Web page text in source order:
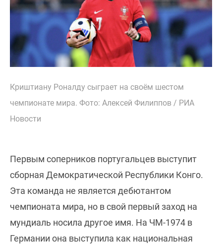
Криштиану Роналду сыграет на своём шестом
чемпионате мира. Фото: Алексей Филиппов / РИА
Новости
Первым соперников португальцев выступит
сборная Демократической Республики Конго.
Эта команда не является дебютантом
чемпионата мира, но в свой первый заход на
мундиаль носила другое имя. На ЧМ-1974 в
Германии она выступила как национальная